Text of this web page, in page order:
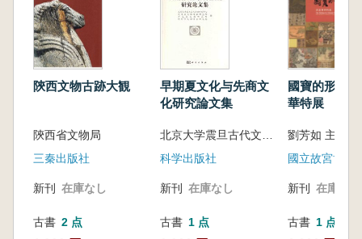
《喀喇沁左翼旗王府档案》以档案原件影印的形
式,分类结册出版,力求再现珍贵历史档案原貌,还
原少数民族语言文字的博大精深。为方便读者使
用和查找档案,每类书后都附有档案索引。
喀喇沁左翼旗蒙古文档案,在日本侵略中国时,被
民解放军截获,送交辽宁省档案馆,1992年移交喀
左县档案馆。喀喇沁左翼旗王府蒙古文档案是清
历史变迁的珍贵史料。档案内容丰富绝伦,价值
无法估算,可称为中华乃至世界民族文化之瑰
陝西文物古跡大観
陝西省文物局
三秦出版社
新刊 在庫なし
古書 2 点
早期夏文化与先商文
化研究論文集
科学出版社
新刊 在庫なし
古書 1 点
國寶的形成
華特展
劉芳如 主編
國立故宮博物
新刊 在庫なし
古書 1 点